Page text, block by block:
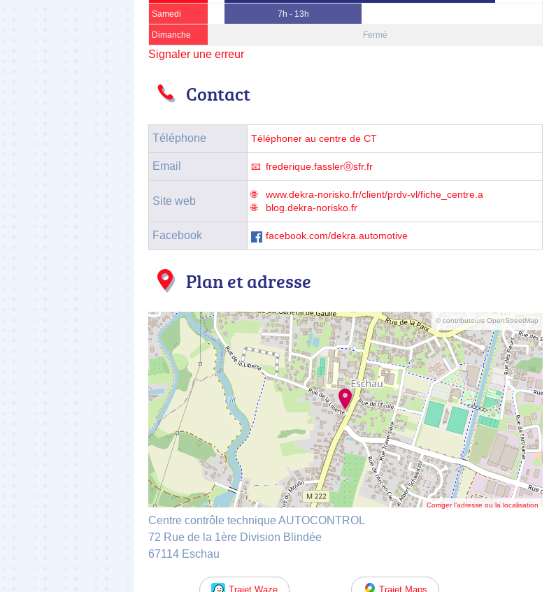
Samedi 7h - 13h
Dimanche Fermé
Signaler une erreur
Contact
Téléphone Téléphoner au centre de CT
Email frederique.fasslerⓐsfr.fr
Site web
www.dekra-norisko.fr/client/prdv-vl/fiche_centre.a
blog.dekra-norisko.fr
Facebook facebook.com/dekra.automotive
Plan et adresse
© contributeurs OpenStreetMap
Corriger l’adresse ou la localisation
Centre contrôle technique AUTOCONTROL
72 Rue de la 1ère Division Blindée
67114 Eschau
Trajet Waze Trajet Maps